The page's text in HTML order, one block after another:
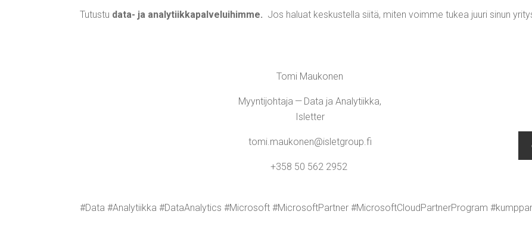
Tutus­tu data- ja ana­ly­tiik­ka­pal­ve­lui­him­me. Jos haluat kes­kus­tel­la sii­tä, miten voim­me tukea juu­ri sinun
Tomi Mau­ko­nen
Myyn­ti­joh­ta­ja — Data ja Ana­ly­tiik­ka,
Isletter
tomi.​maukonen@​isletgroup.​fi
+358 50 562 2952
#Data #Ana­ly­tiik­ka #DataA­na­ly­tics #Mic­ro­soft #Mic­ro­soft­Part­ner #Mic­ro­softCloud­Part­ner­Pro­gram #k